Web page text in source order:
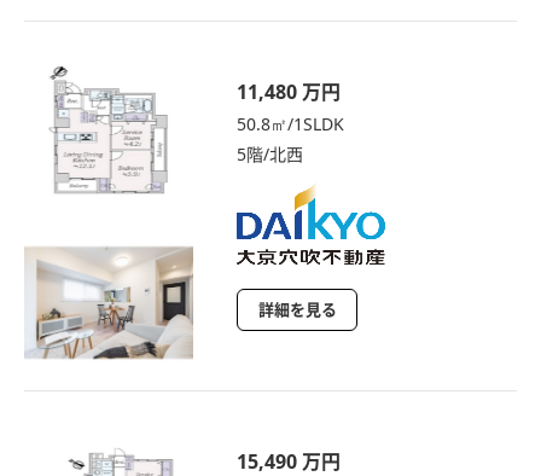
11,480 万円
50.8㎡/1SLDK
5階/北西
詳細を見る
15,490 万円